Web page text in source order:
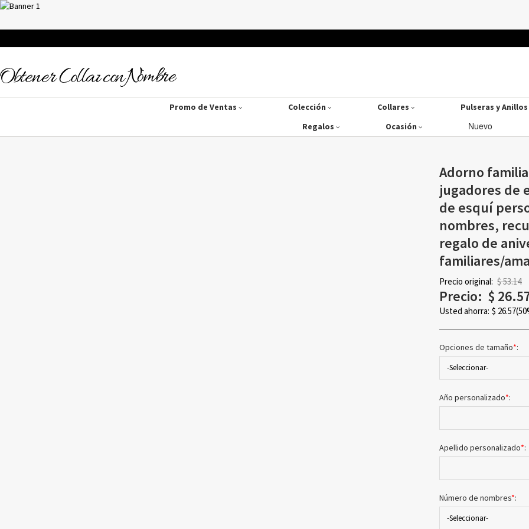
Promo de Ventas Colección Collares
Pulseras y Anillos
Regalos
Ocasión Nuevo
Adorno
jugadores de
de esquí
nombres,
regalo de
familiares/
Precio original: $ 53.14
Precio: $
Usted ahorra: $ 26.57
Opciones de tamaño*:
-Seleccionar-
Año personalizado*:
Apellido personalizado*:
Número de nombres*:
-Seleccionar-